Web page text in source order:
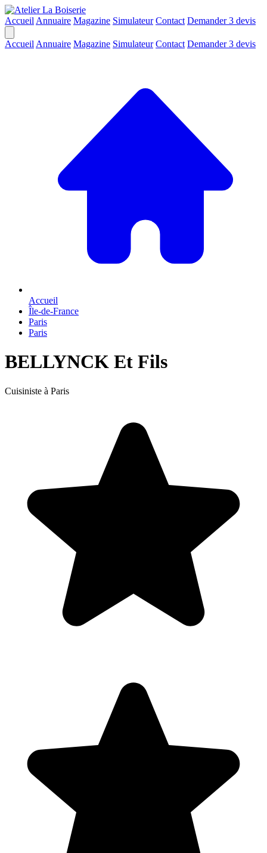
Accueil Annuaire Magazine Simulateur Contact Demander 3 devis
Accueil Annuaire Magazine Simulateur Contact Demander 3 devis
Accueil
Île-de-France
Paris
Paris
BELLYNCK Et Fils
Cuisiniste à Paris